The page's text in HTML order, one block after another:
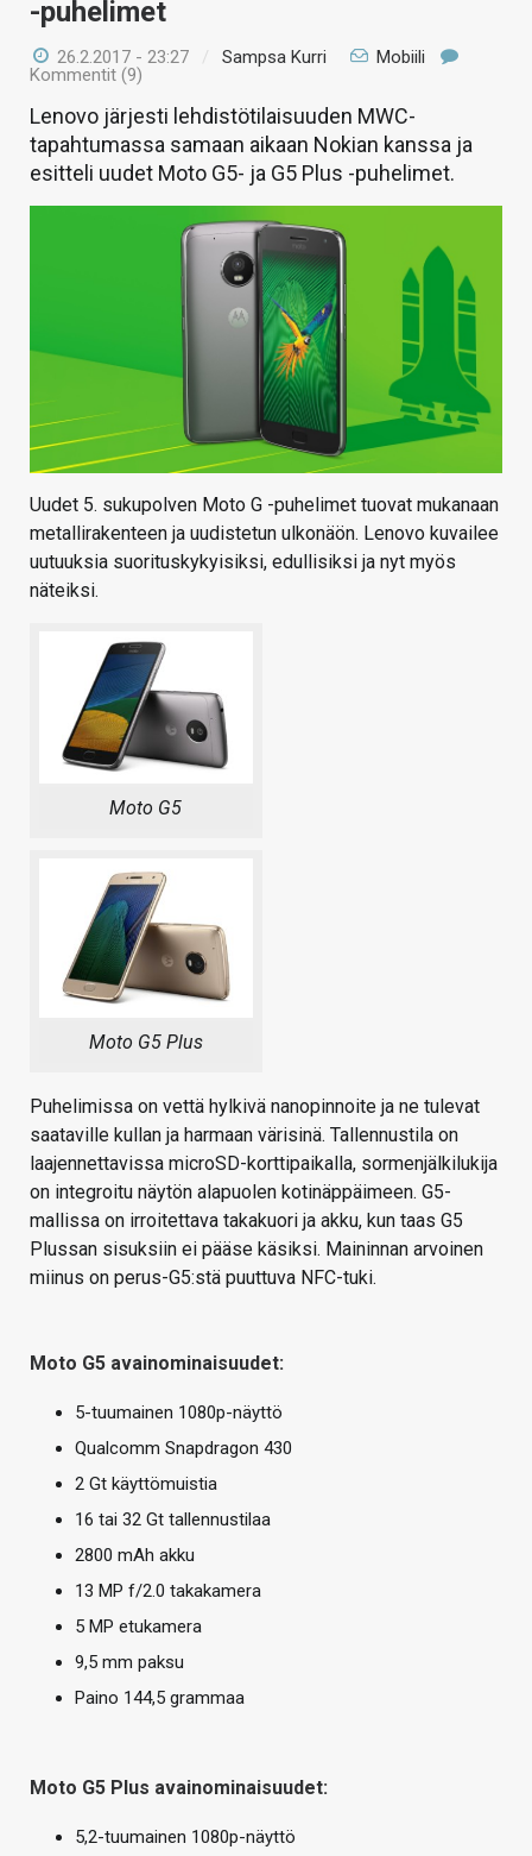
-puhelimet
26.2.2017 - 23:27 / Sampsa Kurri
Mobiili
Kommentit (9)
Lenovo järjesti lehdistötilaisuuden MWC-
tapahtumassa samaan aikaan Nokian kanssa ja
esitteli uudet Moto G5- ja G5 Plus -puhelimet.
Uudet 5. sukupolven Moto G -puhelimet tuovat mukanaan
metallirakenteen ja uudistetun ulkonäön. Lenovo kuvailee
uutuuksia suorituskykyisiksi, edullisiksi ja nyt myös
näteiksi.
Moto G5
Moto G5 Plus
Puhelimissa on vettä hylkivä nanopinnoite ja ne tulevat
saataville kullan ja harmaan värisinä. Tallennustila on
laajennettavissa microSD-korttipaikalla, sormenjälkilukija
on integroitu näytön alapuolen kotinäppäimeen. G5-
mallissa on irroitettava takakuori ja akku, kun taas G5
Plussan sisuksiin ei pääse käsiksi. Maininnan arvoinen
miinus on perus-G5:stä puuttuva NFC-tuki.
Moto G5 avainominaisuudet:
5-tuumainen 1080p-näyttö
Qualcomm Snapdragon 430
2 Gt käyttömuistia
16 tai 32 Gt tallennustilaa
2800 mAh akku
13 MP f/2.0 takakamera
5 MP etukamera
9,5 mm paksu
Paino 144,5 grammaa
Moto G5 Plus avainominaisuudet:
5,2-tuumainen 1080p-näyttö